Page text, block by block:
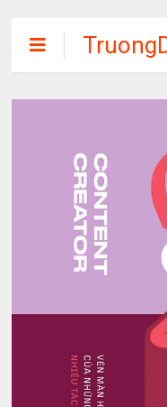
Chia sẽ
các
tập